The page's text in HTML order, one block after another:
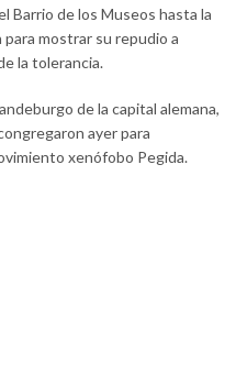
Barrio de los Museos hasta la
para mostrar su repudio a
la tolerancia.
de la capital alemana,
ayer para
xenófobo Pegida.